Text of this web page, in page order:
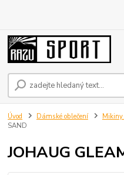
Úvod Dámské oblečení
SAND
JOHAUG